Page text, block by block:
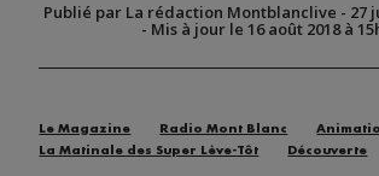
Publié par La rédaction Montblanclive - 27
- Mis à jour le 16 août 2018 à
Le Magazine Radio Mont Blanc
La Matinale des Super Lève-Tôt
Découverte